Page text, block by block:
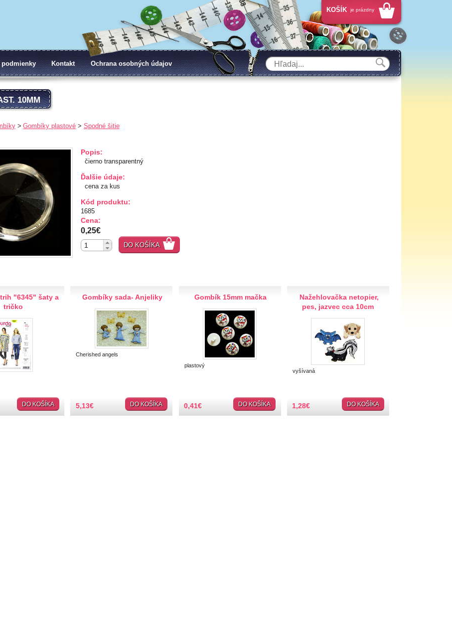
KOŠÍK je prázdny
Kontakt Ochrana osobných údajov
10MM
Gombíky plastové Spodné šitie
Popis:
čierno transparentný
Ďalšie údaje:
cena za kus
Kód produktu:
1685
Cena:
0,25€
DO KOŠÍKA
"6345" šaty a
tričko
DO KOŠÍKA
Gombíky sada- Anjeliky
Cherished angels
5,13€ DO KOŠÍKA
Gombík 15mm mačka
plastový
0,41€ DO KOŠÍKA
Nažehlovačka netopier,
pes, jazvec cca 10cm
vyšívaná
1,28€ DO KOŠÍKA